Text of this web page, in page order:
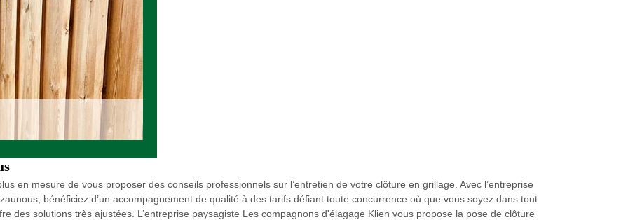
en mesure de vous proposer des conseils professionnels sur l’entretien de votre clôture en grillage. Avec l’entreprise
bénéficiez d’un accompagnement de qualité à des tarifs défiant toute concurrence où que vous soyez dans tout
des solutions très ajustées. L’entreprise paysagiste Les compagnons d'élagage Klien vous propose la pose de clôture